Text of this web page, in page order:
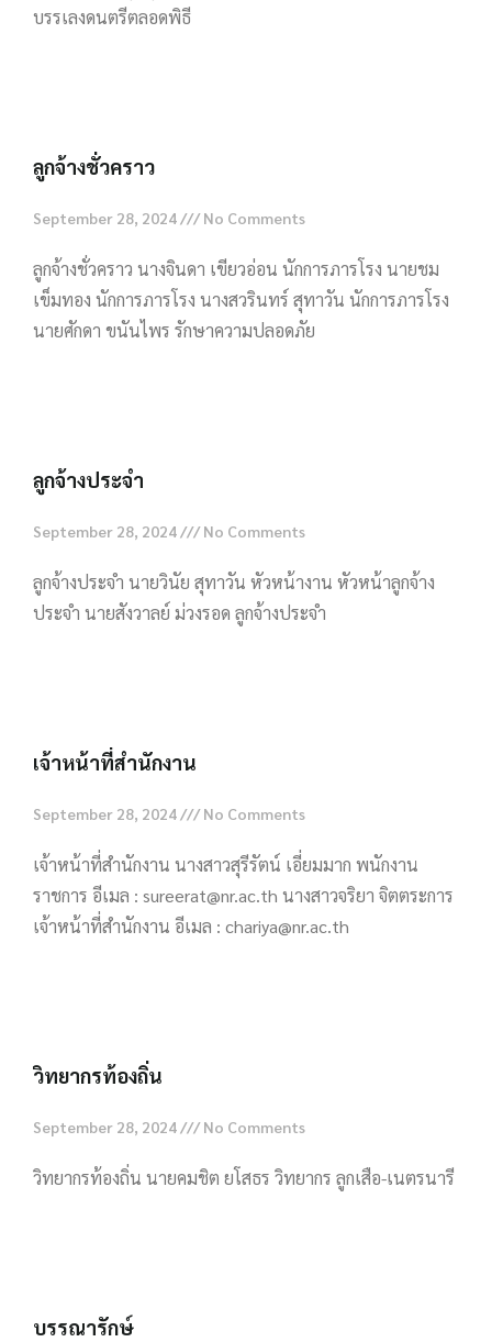
บรรเลงดนตรีตลอดพิธี
ลูกจ้างชั่วคราว
September 28, 2024 No Comments
ลูกจ้างชั่วคราว นางจินดา เขียวอ่อน นักการภารโรง นายชม
เข็มทอง นักการภารโรง นางสวรินทร์ สุทาวัน นักการภารโรง
นายศักดา ขนันไพร รักษาความปลอดภัย
ลูกจ้างประจำ
September 28, 2024 No Comments
ลูกจ้างประจำ นายวินัย สุทาวัน หัวหน้างาน หัวหน้าลูกจ้าง
ประจำ นายสังวาลย์ ม่วงรอด ลูกจ้างประจำ
เจ้าหน้าที่สำนักงาน
September 28, 2024 No Comments
เจ้าหน้าที่สำนักงาน นางสาวสุรีรัตน์ เอี่ยมมาก พนักงาน
ราชการ อีเมล : sureerat@nr.ac.th นางสาวจริยา จิตตระการ
เจ้าหน้าที่สำนักงาน อีเมล : chariya@nr.ac.th
วิทยากรท้องถิ่น
September 28, 2024 No Comments
วิทยากรท้องถิ่น นายคมชิต ยโสธร วิทยากร ลูกเสือ-เนตรนารี
บรรณารักษ์